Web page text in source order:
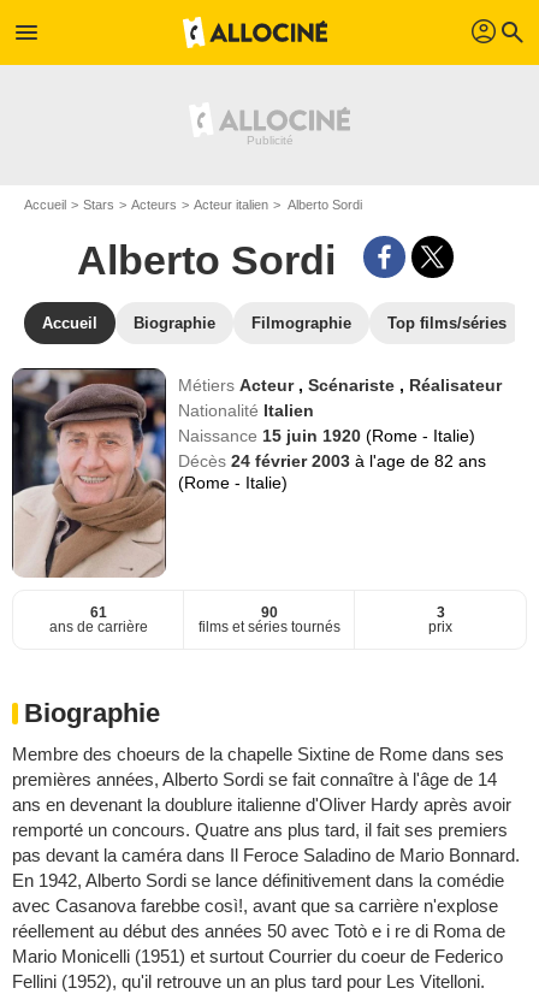
menu profil search
Accueil Stars Acteurs Acteur italien Alberto Sordi
Alberto Sordi
Accueil Biographie Filmographie Top films/séries
MétiersActeur ,Scénariste , Réalisateur
Nationalité Italien
Naissance 15 juin 1920(Rome - Italie)
Décès24 février 2003à l'age de 82 ans
(Rome - Italie)
61
ans de carrière
90
films et séries tournés
3
prix
Biographie
Membre des choeurs de la chapelle Sixtine de Rome dans ses
premières années, Alberto Sordi se fait connaître à l'âge de 14
ans en devenant la doublure italienne d'Oliver Hardy après avoir
remporté un concours. Quatre ans plus tard, il fait ses premiers
pas devant la caméra dans Il Feroce Saladino de Mario Bonnard.
En 1942, Alberto Sordi se lance définitivement dans la comédie
avec Casanova farebbe così!, avant que sa carrière n'explose
réellement au début des années 50 avec Totò e i re di Roma de
Mario Monicelli (1951) et surtout Courrier du coeur de Federico
Fellini (1952), qu'il retrouve un an plus tard pour Les Vitelloni.